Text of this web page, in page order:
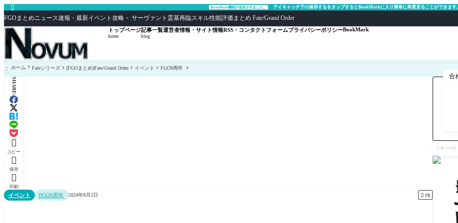
 BookMark機能が追加されました。 アイキャッチ下の保存するをタップするとBookMarkに入り簡単に再度見ることができます。
FGOまとめニュース速報・最新イベント攻略・ サーヴァント霊基再臨スキル性能評価まとめ Fate/Grand Order
トップページ
home
記事一覧
blog
運営者情報・サイト情報RSS・コンタクトフォームプライバシーポリシーBookMark
 ホーム Fateシリーズ [FGOまとめ]Fate/Grand Order イベント FGO9周年
SHARE:

コピー

保存

印刷
イベント FGO9周年 2024年8月2日  PR
合
を
検